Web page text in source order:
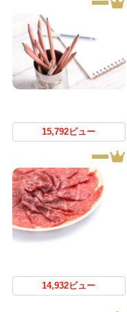
15,792ビュー
14,932ビュー